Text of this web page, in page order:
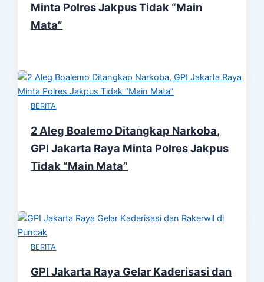
Minta Polres Jakpus Tidak “Main
Mata”
BERITA
2 Aleg Boalemo Ditangkap Narkoba,
GPI Jakarta Raya Minta Polres Jakpus
Tidak “Main Mata”
BERITA
GPI Jakarta Raya Gelar Kaderisasi dan